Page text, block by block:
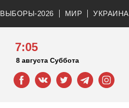
ВЫБОРЫ-2026 МИР УКРАИНА
7:05
8 августа Суббота